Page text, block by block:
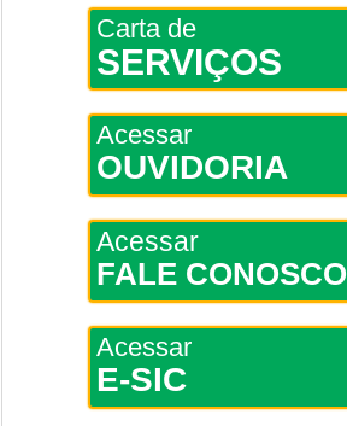
Carta de
SERVIÇOS
Acessar
OUVIDORIA
Acessar
FALE CONOSCO
Acessar
E-SIC